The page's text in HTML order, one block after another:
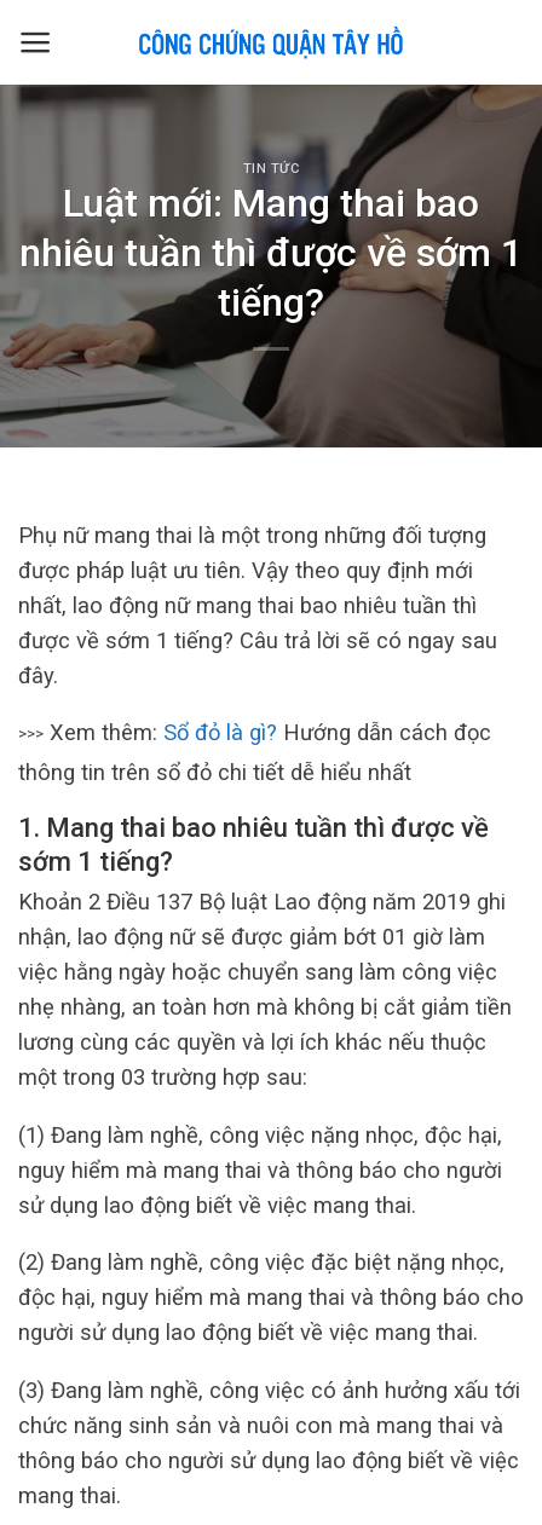
TIN TỨC
Luật mới: Mang thai bao
nhiêu tuần thì được về sớm 1
tiếng?
Phụ nữ mang thai là một trong những đối tượng
được pháp luật ưu tiên. Vậy theo quy định mới
nhất, lao động nữ mang thai bao nhiêu tuần thì
được về sớm 1 tiếng? Câu trả lời sẽ có ngay sau
đây.
>>> Xem thêm: Sổ đỏ là gì? Hướng dẫn cách đọc
thông tin trên sổ đỏ chi tiết dễ hiểu nhất
1. Mang thai bao nhiêu tuần thì được về
sớm 1 tiếng?
Khoản 2 Điều 137 Bộ luật Lao động năm 2019 ghi
nhận, lao động nữ sẽ được giảm bớt 01 giờ làm
việc hằng ngày hoặc chuyển sang làm công việc
nhẹ nhàng, an toàn hơn mà không bị cắt giảm tiền
lương cùng các quyền và lợi ích khác nếu thuộc
một trong 03 trường hợp sau:
(1) Đang làm nghề, công việc nặng nhọc, độc hại,
nguy hiểm mà mang thai và thông báo cho người
sử dụng lao động biết về việc mang thai.
(2) Đang làm nghề, công việc đặc biệt nặng nhọc,
độc hại, nguy hiểm mà mang thai và thông báo cho
người sử dụng lao động biết về việc mang thai.
(3) Đang làm nghề, công việc có ảnh hưởng xấu tới
chức năng sinh sản và nuôi con mà mang thai và
thông báo cho người sử dụng lao động biết về việc
mang thai.